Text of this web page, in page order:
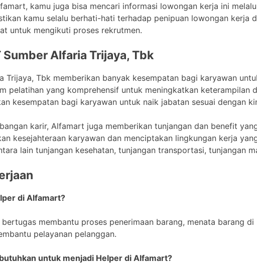
kamu juga bisa mencari informasi lowongan kerja ini
kamu selalu berhati-hati terhadap penipuan lowongan kerja
untuk mengikuti proses rekrutmen.
Sumber Alfaria Trijaya, Tbk
Trijaya, Tbk memberikan banyak kesempatan bagi karyawan
pelatihan yang komprehensif untuk meningkatkan keterampilan
kesempatan bagi karyawan untuk naik jabatan sesuai dengan
karir, Alfamart juga memberikan tunjangan dan benefit
kesejahteraan karyawan dan menciptakan lingkungan kerja
lain tunjangan kesehatan, tunjangan transportasi, tunjangan
di Alfamart?
membantu proses penerimaan barang, menata barang
pelayanan pelanggan.
untuk menjadi Helper di Alfamart?